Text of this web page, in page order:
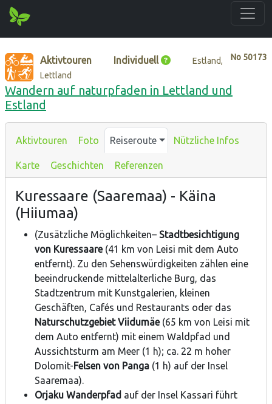
No 50173
Aktivtouren Individuell
Estland,
Lettland
Wandern auf naturpfaden in Lettland und
Estland
Aktivtouren Foto Reiseroute Nützliche Infos
Karte Geschichten Referenzen
Kuressaare (Saaremaa) - Käina
(Hiiumaa)
(Zusätzliche Möglichkeiten– Stadtbesichtigung
von Kuressaare(41 km von Leisi mit dem Auto
entfernt). Zu den Sehenswürdigkeiten zählen eine
beeindruckende mittelalterliche Burg, das
Stadtzentrum mit Kunstgalerien, kleinen
Geschäften, Cafés und Restaurants oder das
Naturschutzgebiet Viidumäe(65 km von Leisi mit
dem Auto entfernt) mit einem Waldpfad und
Aussichtsturm am Meer (1 h); ca. 22 m hoher
Dolomit- Felsen von Panga (1 h) auf der Insel
Saaremaa).
Orjaku Wanderpfad auf der Insel Kassari führt